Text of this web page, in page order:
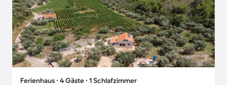
Ferienhaus ∙ 4 Gäste ∙ 1 Schlafzimmer